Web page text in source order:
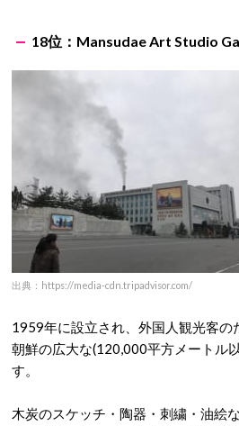
18位：Mansudae Art Studio
出典：https://media-cdn.tripadvisor.com/
1959年に設立され、外国人観光客の
朝鮮の広大な(120,000平方メートル
す。
木炭のスケッチ・陶器・刺繍・油絵